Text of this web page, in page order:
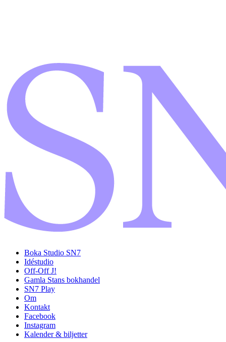
Boka Studio SN7
Idéstudio
Off-Off J!
Gamla Stans bokhandel
SN7 Play
Om
Kontakt
Facebook
Instagram
Kalender & biljetter